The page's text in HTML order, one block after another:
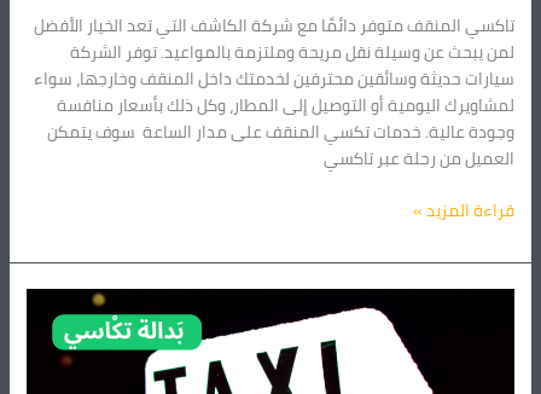
تاكسي المنقف متوفر دائمًا مع شركة الكاشف التي تعد الخيار الأفضل
لمن يبحث عن وسيلة نقل مريحة وملتزمة بالمواعيد. توفر الشركة
سيارات حديثة وسائقين محترفين لخدمتك داخل المنقف وخارجها، سواء
لمشاويرك اليومية أو التوصيل إلى المطار، وكل ذلك بأسعار منافسة
وجودة عالية. خدمات تكسي المنقف على مدار الساعة سوف يتمكن
العميل من رحلة عبر تاكسي
قراءة المزيد »